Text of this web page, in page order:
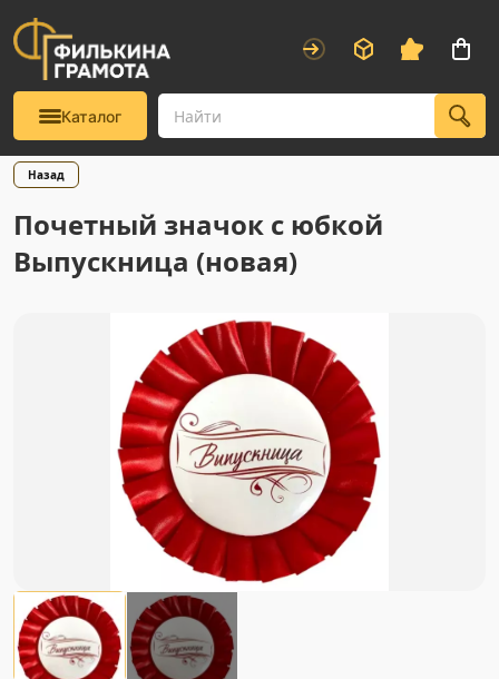
Каталог
Назад
Почетный значок с юбкой
Выпускница (новая)